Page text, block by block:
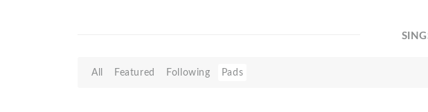
All Featured Following Pads